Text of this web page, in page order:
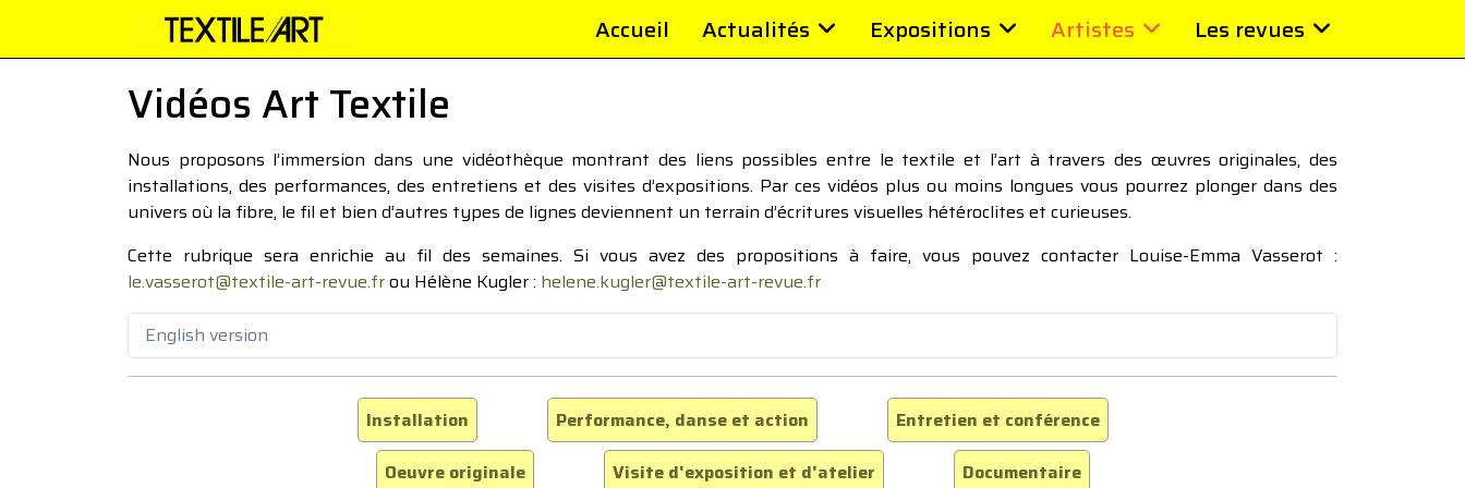
Accueil Actualités Expositions Artistes Les revues
Vidéos Art Textile
Nous proposons l’immersion dans une vidéothèque montrant des liens possibles entre le textile et l’art à travers des œuvres originales, des
installations, des performances, des entretiens et des visites d’expositions. Par ces vidéos plus ou moins longues vous pourrez plonger dans des
univers où la fibre, le fil et bien d’autres types de lignes deviennent un terrain d’écritures visuelles hétéroclites et curieuses.
Cette rubrique sera enrichie au fil des semaines. Si vous avez des propositions à faire, vous pouvez contacter Louise-Emma Vasserot :
le.vasserot@textile-art-revue.frou Hélène Kugler : helene.kugler@textile-art-revue.fr
English version
Installation Performance, danse et action
Entretien et conférence
Oeuvre originale
Visite d'exposition et d'atelier Documentaire